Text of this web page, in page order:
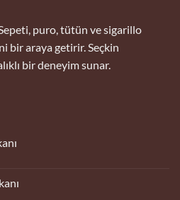
puro, tütün ve sigarillo
bir araya getirir. Seçkin
bir deneyim sunar.